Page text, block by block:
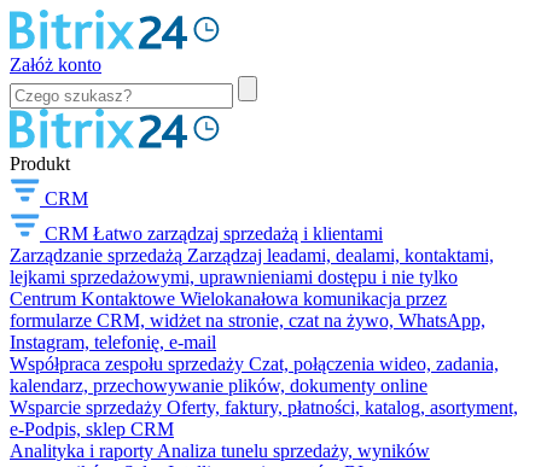
Załóż konto
Produkt
CRM
CRM Łatwo zarządzaj sprzedażą i klientami
Zarządzanie sprzedażą Zarządzaj leadami, dealami, kontaktami,
lejkami sprzedażowymi, uprawnieniami dostępu i nie tylko
Centrum Kontaktowe Wielokanałowa komunikacja przez
formularze CRM, widżet na stronie, czat na żywo, WhatsApp,
Instagram, telefonię, e-mail
Współpraca zespołu sprzedaży Czat, połączenia wideo, zadania,
kalendarz, przechowywanie plików, dokumenty online
Wsparcie sprzedaży Oferty, faktury, płatności, katalog, asortyment,
e-Podpis, sklep CRM
Analityka i raporty Analiza tunelu sprzedaży, wyników